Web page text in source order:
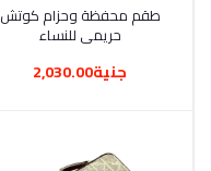
أضف إلى السلة
طقم محفظة وحزام كوتش
حريمي للنساء
جنية2,030.00